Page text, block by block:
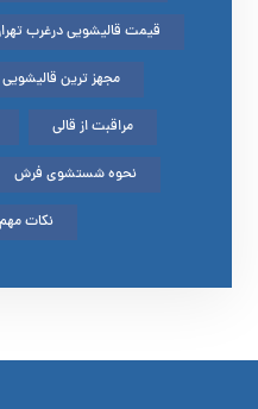
قیمت قالیشویی درغرب
مجهز ترین قالیشویی
مراقبت از قالی
نحوه شستشوی فرش
نکات